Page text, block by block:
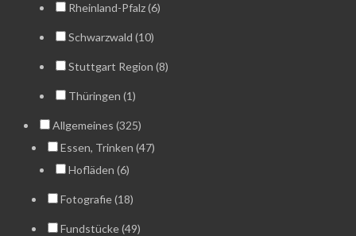
Rheinland-Pfalz (6)
Schwarzwald (10)
Stuttgart Region (8)
Thüringen (1)
Allgemeines (325)
Essen, Trinken (47)
Hofläden (6)
Fotografie (18)
Fundstücke (49)